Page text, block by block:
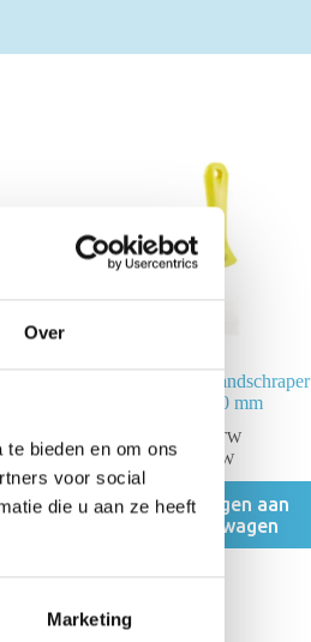
Over
bieden en om ons
voor social
die u aan ze heeft
Marketing
Vikan RVS Handschraper
Smal Geel – 50 mm
incl. BTW
€11,90excl. BTW
Toevoegen aan
winkelwagen